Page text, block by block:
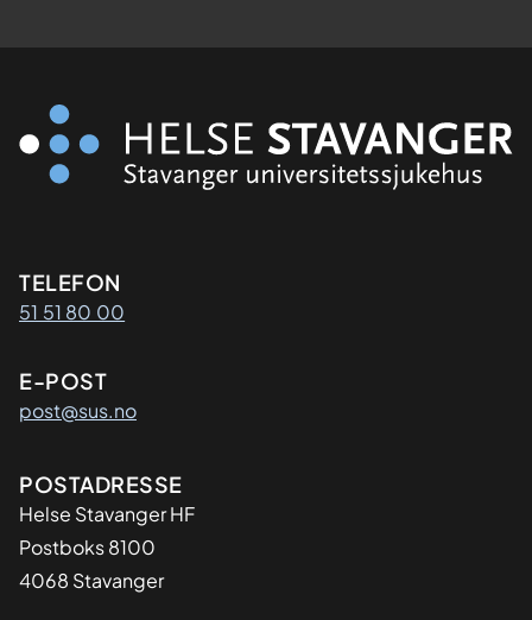
Kontaktinformasjon
TELEFON
51 51 80 00
E-POST
post@sus.no
Adresse
POSTADRESSE
Helse Stavanger HF
Postboks 8100
4068 Stavanger